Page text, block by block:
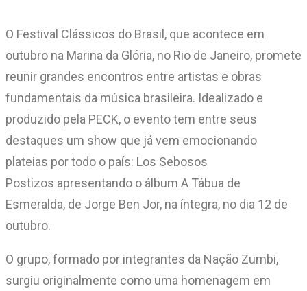
O Festival Clássicos do Brasil, que acontece em
outubro na Marina da Glória, no Rio de Janeiro, promete
reunir grandes encontros entre artistas e obras
fundamentais da música brasileira. Idealizado e
produzido pela PECK, o evento tem entre seus
destaques um show que já vem emocionando
plateias por todo o país: Los Sebosos
Postizos apresentando o álbum A Tábua de
Esmeralda, de Jorge Ben Jor, na íntegra, no dia 12 de
outubro.
O grupo, formado por integrantes da Nação Zumbi,
surgiu originalmente como uma homenagem em